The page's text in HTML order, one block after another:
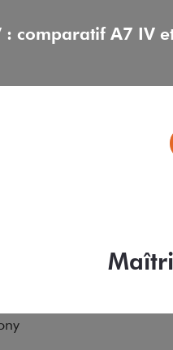
: comparatif A7 IV